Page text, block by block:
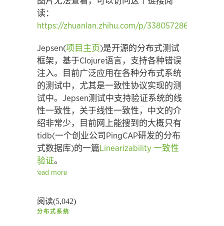
读：
https://zhuanlan.zhihu.com/p/338057286
Jepsen(项目主页)是开源的分布式测试
框架，基于Clojure语言，支持各种错误
注入。目前广泛应用在各种分布式系统
的测试中，尤其是一致性协议实现的测
试中。Jepsen测试中支持验证系统的线
性一致性，关于线性一致性，中文的介
绍非常少，目前网上能搜到的大概只有
tidb(一个创业公司PingCAP研发的分布
式数据库)的一篇 Linearizability 一致性
验证。
read more
阅读(5,042)
分布式系统